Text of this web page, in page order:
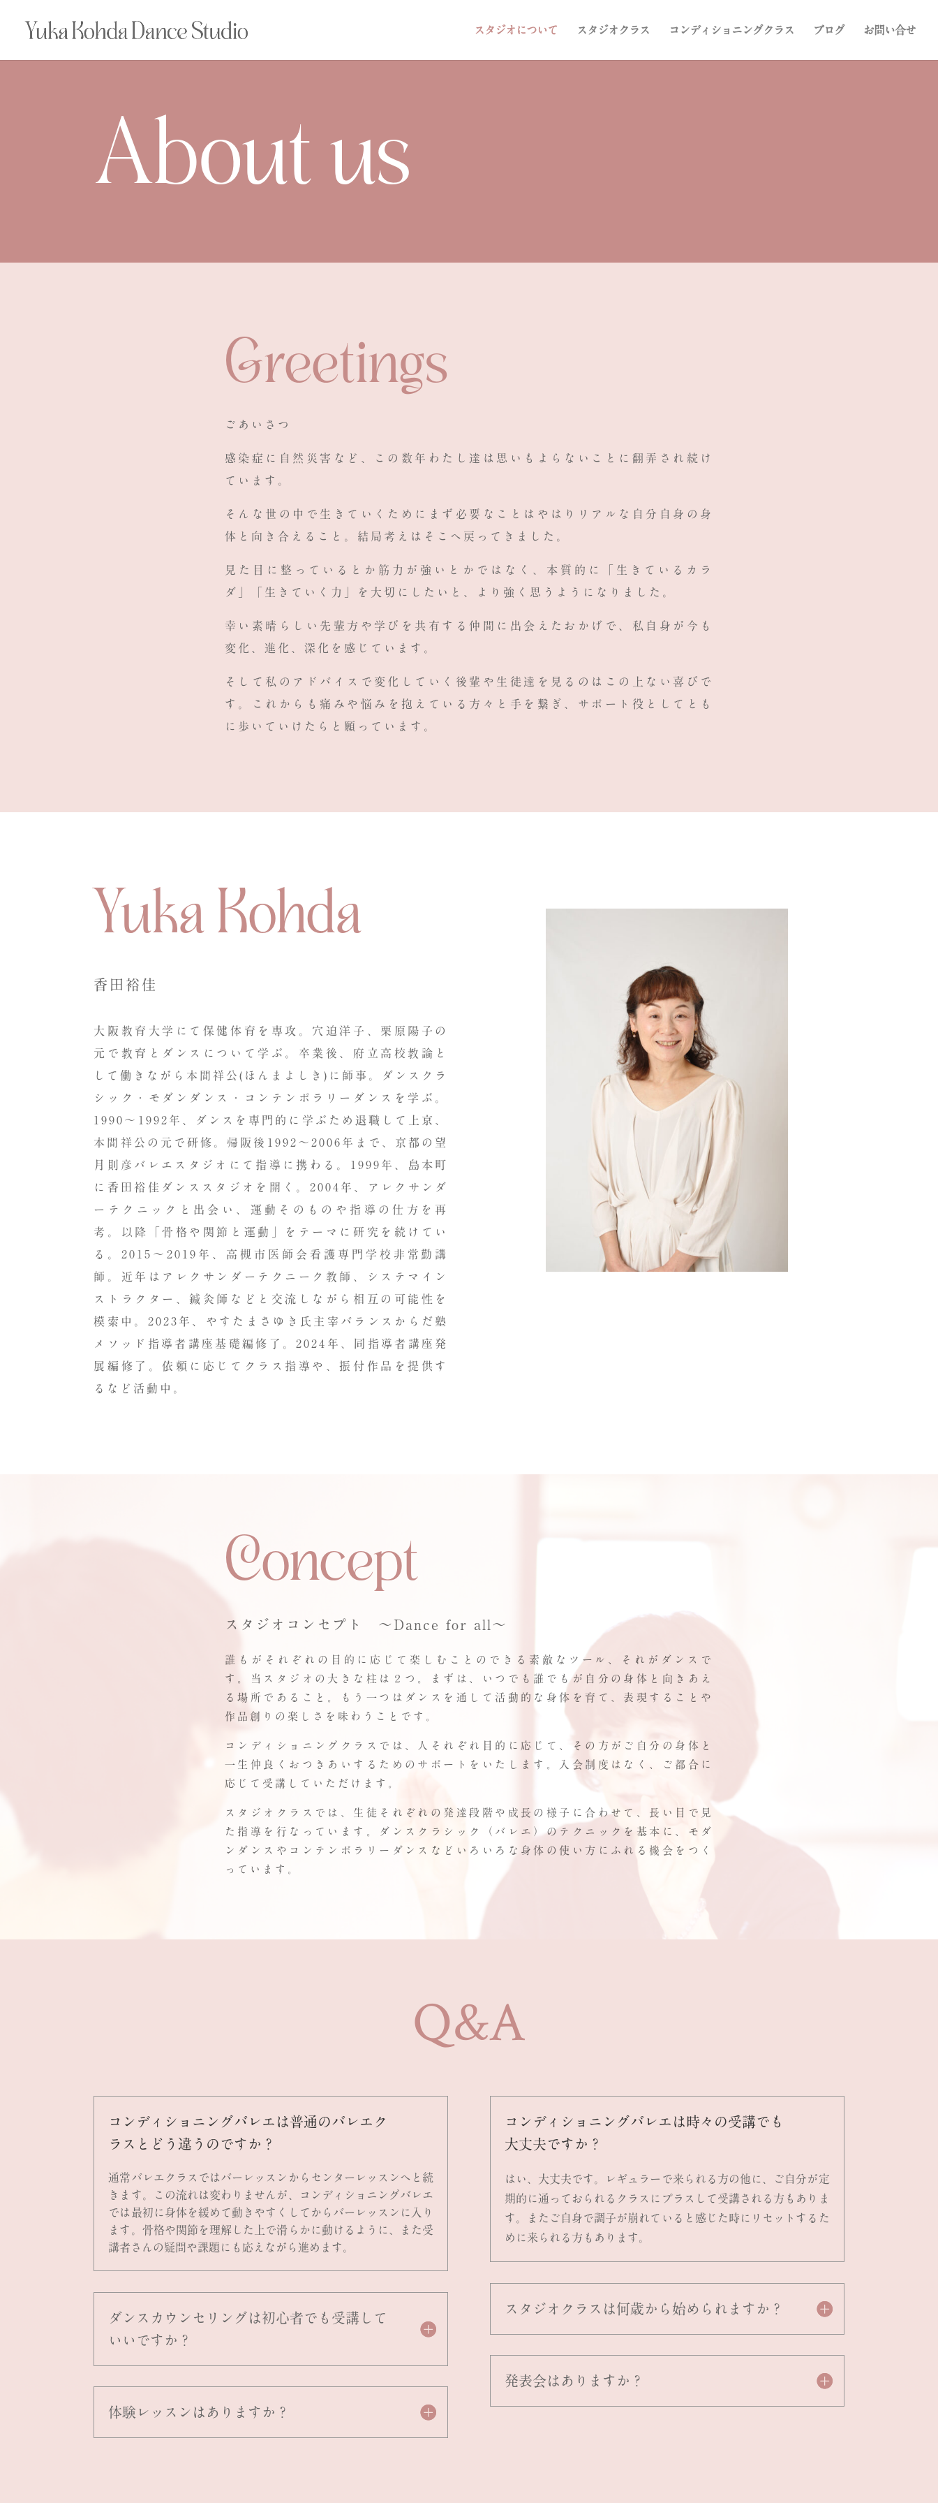
スタジオについて スタジオクラス コンディショニングクラス ブログ お問い合せ
About us
Greetings
ごあいさつ
感染症に自然災害など、この数年わたし達は思いもよらないことに翻弄され続け
ています。
そんな世の中で生きていくためにまず必要なことはやはり
リアルな自分自身の身
体と向き合えること 。結局考えはそこへ戻ってきました。
見た目に整っているとか筋力が強いとかではなく、本質的に「生きているカラ
ダ」「 生きていく力 」を大切にしたいと、より強く思うようになりました。
幸い素晴らしい先輩方や学びを共有する仲間に 出会えた おかげで、 私自身が 今も
変化、進化、深化を感じています。
そして 私のアドバイスで変化していく後輩や生徒達を見るのはこの上ない喜びで
す。
これからも 痛みや悩みを抱えている方々と手を繋ぎ、サポート役としてとも
に歩いていけたらと願っています。
Yuka Kohda
香田裕佳
大阪教育大学にて保健体育を専攻。穴迫洋子、栗原陽子の
元で教育とダンスについて学ぶ。卒業後、府立高校教諭と
して働きながら本間祥公( ほんまよしき) に師事。ダンスクラ
シック・モダンダンス・コンテンポラリーダンスを学ぶ。
1990 ～ 1992 年、ダンスを専門的に学ぶため退職して上京、
本間祥公の元で研修。帰阪後 1992 ～ 2006 年まで、京都の望
月則彦バレエスタジオにて指導に携わる。 1999 年、島本町
に香田裕佳ダンススタジオを開く。 2004 年、アレクサンダ
ーテクニックと出会い、運動そのものや指導の仕方を再
考。以降「骨格や関節と運動」をテーマに研究を続けてい
る。 2015 ～ 2019 年、高槻市医師会看護専門学校非常勤講
師。近年はアレクサンダーテクニーク教師、システマイン
ストラクター、鍼灸師などと交流しながら相互の可能性を
模索中。 2023 年、やすたまさゆき氏主宰バランスからだ塾
メソッド指導者講座基礎編修了。 2024 年、同指導者講座発
展編修了。依頼に応じてクラス指導や、振付作品を提供す
るなど活動中。
Concept
スタジオコンセプト ～Dance for all ～
誰もがそれぞれの目的に応じて楽しむことのできる素敵なツール、それがダンスで
す。当スタジオの大きな柱は２つ。まずは、いつでも誰でもが自分の身体と向きあえ
る場所であること。もう一つはダンスを通して活動的な身体を育て、表現することや
作品創りの楽しさを味わうことです。
コンディショニングクラスでは、人それぞれ目的に応じて、その方がご自分の身体と
一生仲良くおつきあいするためのサポートをいたします。入会制度はなく、ご都合に
応じて受講していただけます。
スタジオクラスでは、生徒それぞれの発達段階や成長の様子に合わせて、長い目で見
た指導を行なっています。ダンスクラシック（バレエ）のテクニックを基本に、モダ
ンダンスやコンテンポラリーダンスなどいろいろな身体の使い方にふれる機会をつく
っています。
Q&A
コンディショニングバレエは普通のバレエク
ラスとどう違うのですか？
通常バレエクラスではバーレッスンからセンターレッスンへと続
きます。この流れは変わりませんが、コンディショニングバレエ
では最初に身体を緩めて動きやすくしてからバーレッスンに入り
ます。骨格や関節を理解した上で滑らかに動けるように、また受
講者さんの疑問や課題にも応えながら進めます。
ダンスカウンセリングは初心者でも受講して
いいですか？
体験レッスンはありますか？
コンディショニングバレエは時々の受講でも
大丈夫ですか？
はい、大丈夫です。レギュラーで来られる方の他に、ご自分が定
期的に通っておられるクラスにプラスして受講される方もありま
す。またご自身で調子が崩れていると感じた時にリセットするた
めに来られる方もあります。
スタジオクラスは何歳から始められますか？
発表会はありますか？